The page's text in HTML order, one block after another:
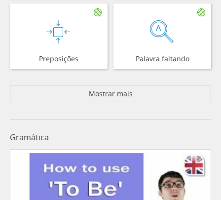
Preposições Palavra faltando
Mostrar mais
Gramática